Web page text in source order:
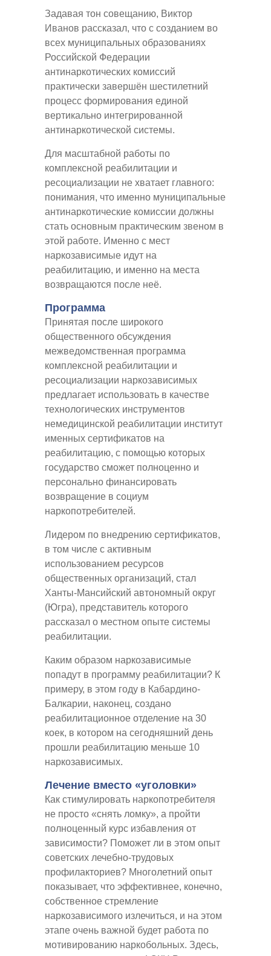
Задавая тон совещанию, Виктор
Иванов рассказал, что с созданием во
всех муниципальных образованиях
Российской Федерации
антинаркотических комиссий
практически завершён шестилетний
процесс формирования единой
вертикально интегрированной
антинаркотической системы.
Для масштабной работы по
комплексной реабилитации и
ресоциализации не хватает главного:
понимания, что именно муниципальные
антинаркотические комиссии должны
стать основным практическим звеном в
этой работе. Именно с мест
наркозависимые идут на
реабилитацию, и именно на места
возвращаются после неё.
Программа
Принятая после широкого
общественного обсуждения
межведомственная программа
комплексной реабилитации и
ресоциализации наркозависимых
предлагает использовать в качестве
технологических инструментов
немедицинской реабилитации институт
именных сертификатов на
реабилитацию, с помощью которых
государство сможет полноценно и
персонально финансировать
возвращение в социум
наркопотребителей.
Лидером по внедрению сертификатов,
в том числе с активным
использованием ресурсов
общественных организаций, стал
Ханты-Мансийский автономный округ
(Югра), представитель которого
рассказал о местном опыте системы
реабилитации.
Каким образом наркозависимые
попадут в программу реабилитации? К
примеру, в этом году в Кабардино-
Балкарии, наконец, создано
реабилитационное отделение на 30
коек, в котором на сегодняшний день
прошли реабилитацию меньше 10
наркозависимых.
Лечение вместо «уголовки»
Как стимулировать наркопотребителя
не просто «снять ломку», а пройти
полноценный курс избавления от
зависимости? Поможет ли в этом опыт
советских лечебно-трудовых
профилакториев? Многолетний опыт
показывает, что эффективнее, конечно,
собственное стремление
наркозависимого излечиться, и на этом
этапе очень важной будет работа по
мотивированию наркобольных. Здесь,